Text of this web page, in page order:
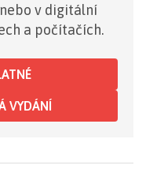
v digitální
a počítačích.
VYDÁNÍ